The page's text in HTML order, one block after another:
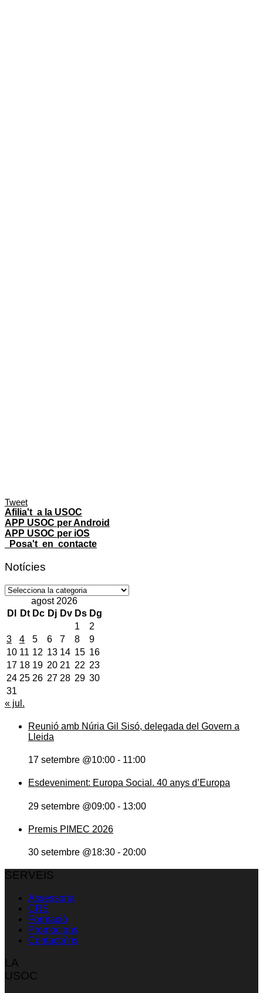
Tweet
Afilia't a la USOC
APP USOC per Android
APP USOC per iOS
Posa't en contacte
Notícies
Notícies
agost 2026
Dl
Dt Dc Dj Dv Ds Dg
1
2
3
4 5 6 7 8
9
10 11 12 13 14 15 16
17 18 19 20 21 22 23
24 25 26 27 28 29 30
31
« jul.
Reunió amb Núria Gil Sisó, delegada del Govern a
Lleida
17 setembre @10:00 - 11:00
Esdeveniment: Europa Social. 40 anys d’Europa
29 setembre @09:00 - 13:00
Premis PIMEC 2026
30 setembre @18:30 - 20:00
SERVEIS
Assessoria
CRS
Formació
Promocions
Contacta’ns
LA
USOC